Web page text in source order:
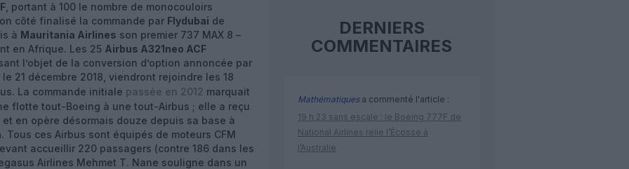
, portant à 100 le nombre de monocouloirs
côté finalisé la commande par Flydubai de
à Mauritania Airlines son premier 737 MAX 8 –
en Afrique. Les 25 Airbus A321neo ACF
l’objet de la conversion d’option annoncée par
21 décembre 2018, viendront rejoindre les 18
La commande initiale passée en 2012 marquait
flotte tout-Boeing à une tout-Airbus ; elle a reçu
en opère désormais douze depuis sa base à
. Tous ces Airbus sont équipés de moteurs CFM
accueillir 220 passagers (contre 186 dans les
Airlines Mehmet T. Nane souligne dans un
DERNIERS
COMMENTAIRES
Mathématiquesa commenté l'article :
19 h 23 sans escale : le Boeing 777F de
National Airlines relie l’Écosse à
l’Australie